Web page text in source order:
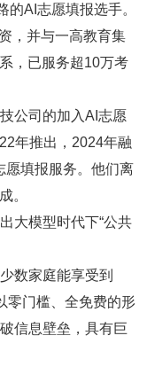
AI志愿填报选手。
，并与一高教育集
，已服务超10万考
公司的加入AI志愿
年推出，2024年融
愿填报服务。他们离
。
大模型时代下“公共
数家庭能享受到
零门槛、全免费的形
信息壁垒，具有巨